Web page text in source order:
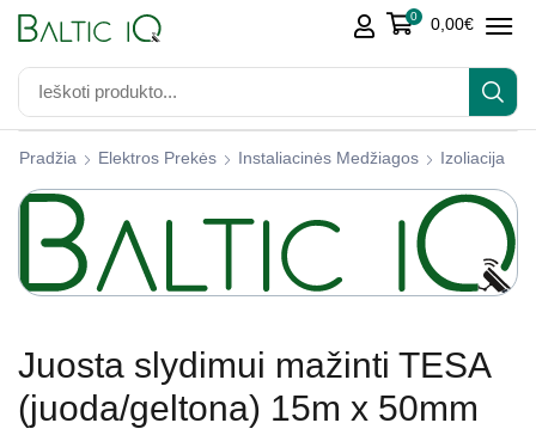
0 0,00€
Pradžia Elektros Prekės Instaliacinės Medžiagos Izoliacija
Juosta slydimui mažinti TESA
(juoda/geltona) 15m x 50mm